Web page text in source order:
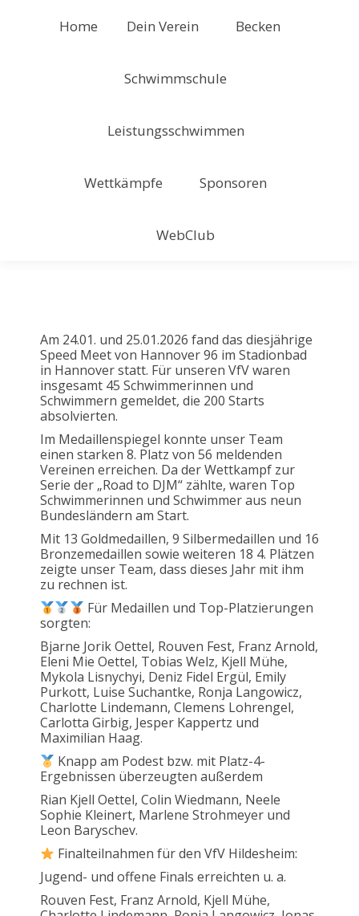
Home Dein Verein Becken
Schwimmschule
Leistungsschwimmen
Wettkämpfe Sponsoren
WebClub
Am 24.01. und 25.01.2026 fand das diesjährige
Speed Meet von Hannover 96 im Stadionbad
in Hannover statt. Für unseren VfV waren
insgesamt 45 Schwimmerinnen und
Schwimmern gemeldet, die 200 Starts
absolvierten.
Im Medaillenspiegel konnte unser Team
einen starken 8. Platz von 56 meldenden
Vereinen erreichen. Da der Wettkampf zur
Serie der „Road to DJM“ zählte, waren Top
Schwimmerinnen und Schwimmer aus neun
Bundesländern am Start.
Mit 13 Goldmedaillen, 9 Silbermedaillen und 16
Bronzemedaillen sowie weiteren 18 4. Plätzen
zeigte unser Team, dass dieses Jahr mit ihm
zu rechnen ist.
Für Medaillen und Top-Platzierungen
sorgten:
Bjarne Jorik Oettel, Rouven Fest, Franz Arnold,
Eleni Mie Oettel, Tobias Welz, Kjell Mühe,
Mykola Lisnychyi, Deniz Fidel Ergül, Emily
Purkott, Luise Suchantke, Ronja Langowicz,
Charlotte Lindemann, Clemens Lohrengel,
Carlotta Girbig, Jesper Kappertz und
Maximilian Haag.
Knapp am Podest bzw. mit Platz-4-
Ergebnissen überzeugten außerdem
Rian Kjell Oettel, Colin Wiedmann, Neele
Sophie Kleinert, Marlene Strohmeyer und
Leon Baryschev.
Finalteilnahmen für den VfV Hildesheim:
Jugend- und offene Finals erreichten u. a.
Rouven Fest, Franz Arnold, Kjell Mühe,